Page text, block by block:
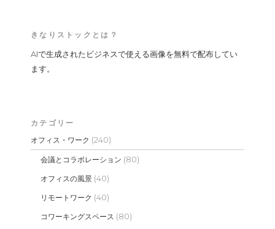
きなりストックとは？
AIで生成されたビジネスで使える画像を無料で配布してい
ます。
カテゴリー
オフィス・ワーク (240)
会議とコラボレーション (80)
オフィスの風景 (40)
リモートワーク (40)
コワーキングスペース (80)